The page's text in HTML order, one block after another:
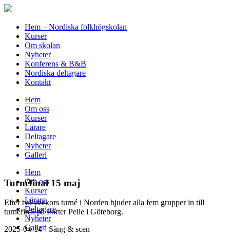
Hem – Nordiska folkhögskolan
Kurser
Om skolan
Nyheter
Konferens & B&B
Nordiska deltagare
Kontakt
Hem
Om oss
Kurser
Lärare
Deltagare
Nyheter
Galleri
Hem
Om oss
Kurser
Lärare
Deltagare
Nyheter
Galleri
Turnéfinal 15 maj
Efter två veckors turné i Norden bjuder alla fem grupper in till
turnéfinal på Porter Pelle i Göteborg.
2025-04-14 - Sång & scen